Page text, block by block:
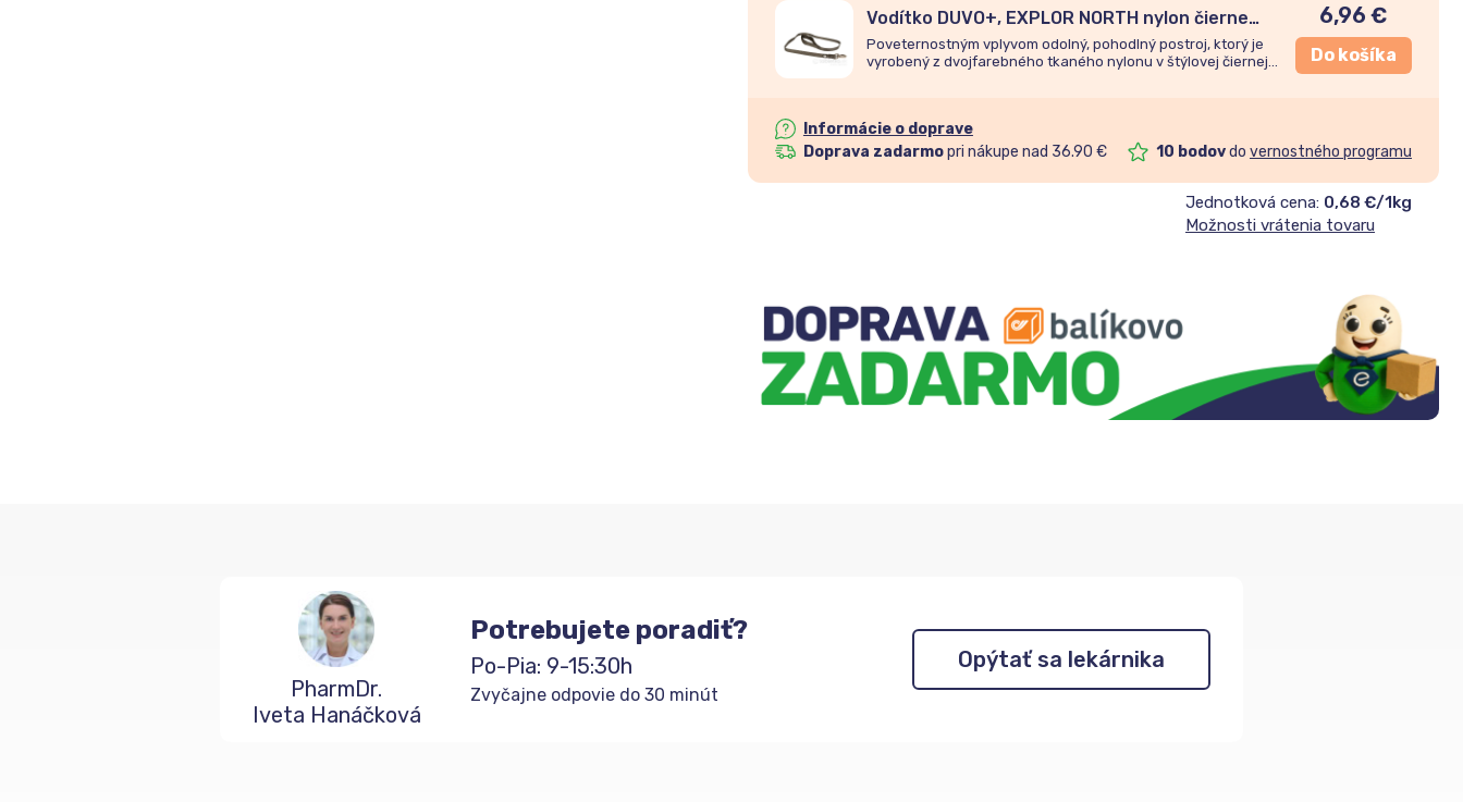
Vodítko DUVO+, EXPLOR NORTH nylon čierne
100cm/20mm
Poveternostným vplyvom odolný, pohodlný postroj, ktorý je
vyrobený z dvojfarebného tkaného nylonu v štýlovej čiernej
6,96 €
Do košíka
Informácie o doprave
Doprava zadarmopri nákupe nad 36.90 € 10 bodovdo vernostného programu
Jednotková cena: 0,68 €/1kg
Možnosti vrátenia tovaru
PharmDr.
Iveta Hanáčková
Potrebujete poradiť?
Po-Pia: 9-15:30h
Zvyčajne odpovie do 30 minút
Opýtať sa lekárnika